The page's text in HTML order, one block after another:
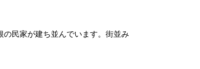
民家が建ち並んでいます。街並み